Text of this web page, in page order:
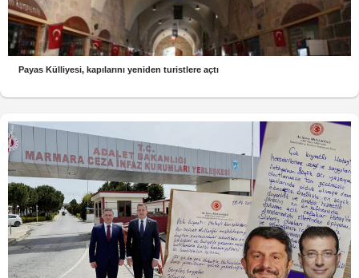
Payas Külliyesi, kapılarını yeniden turistlere açtı